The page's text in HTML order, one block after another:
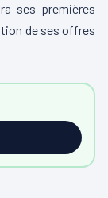
ses premières
de ses offres